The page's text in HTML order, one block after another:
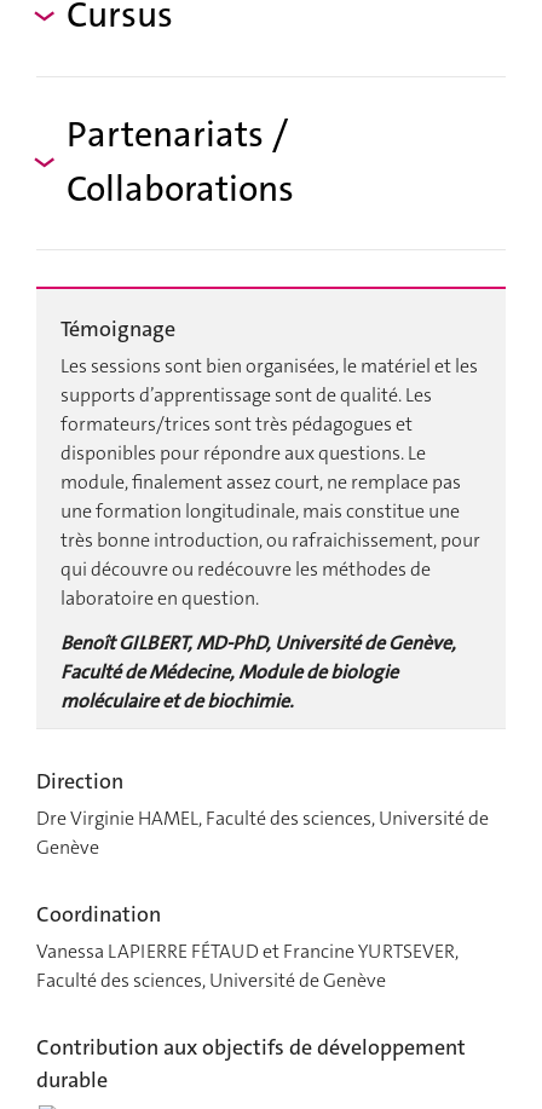
Cursus
Partenariats /
Collaborations
Témoignage
Les sessions sont bien organisées, le matériel et les
supports d’apprentissage sont de qualité. Les
formateurs/trices sont très pédagogues et
disponibles pour répondre aux questions. Le
module, finalement assez court, ne remplace pas
une formation longitudinale, mais constitue une
très bonne introduction, ou rafraichissement, pour
qui découvre ou redécouvre les méthodes de
laboratoire en question.
Benoît GILBERT, MD-PhD, Université de Genève,
Faculté de Médecine, Module de biologie
moléculaire et de biochimie.
Direction
Dre Virginie HAMEL, Faculté des sciences, Université de
Genève
Coordination
Vanessa LAPIERRE FÉTAUD et Francine YURTSEVER,
Faculté des sciences, Université de Genève
Contribution aux objectifs de développement
durable